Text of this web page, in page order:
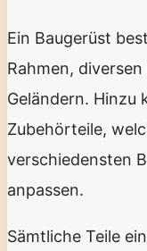
Ein Baugerüst
Rahmen,
Geländern. Hinzu
Zubehörteile,
verschiedensten
anpassen.
Sämtliche Teile